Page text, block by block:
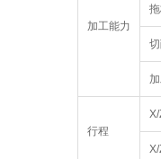
加工能力
行程